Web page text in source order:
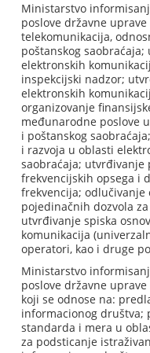
Ministarstvo
poslove državne
telekomunikacija,
poštanskog
elektronskih
inspekcijski nadzor;
elektronskih
organizovanje
međunarodne poslove
i poštanskog
i razvoja u oblasti
saobraćaja; utvrđivanje
frekvencijskih opsega i
frekvencija; odlučivanje
pojedinačnih dozvola
utvrđivanje spiska
komunikacija
operatori, kao i druge
Ministarstvo
poslove državne
koji se odnose na:
informacionog društva;
standarda i mera u
za podsticanje